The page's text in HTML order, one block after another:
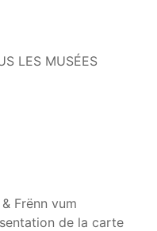
LES MUSÉES
Frënn vum
de la carte